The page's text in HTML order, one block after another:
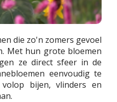
die zo'n zomers gevoel
Met hun grote bloemen
ze direct sfeer in de
eenvoudig te
bijen, vlinders en